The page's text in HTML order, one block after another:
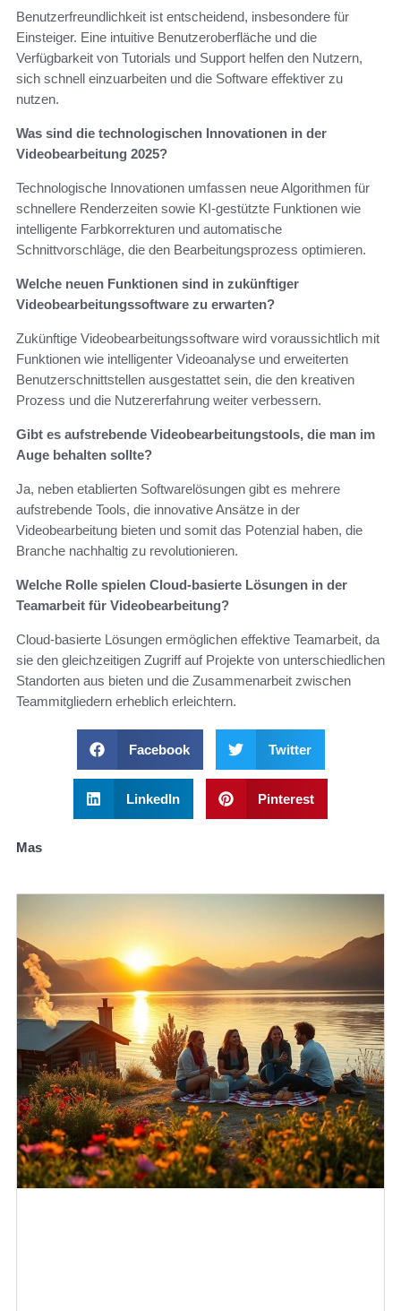
Benutzerfreundlichkeit ist entscheidend, insbesondere für
Einsteiger. Eine intuitive Benutzeroberfläche und die
Verfügbarkeit von Tutorials und Support helfen den Nutzern,
sich schnell einzuarbeiten und die Software effektiver zu
nutzen.
Was sind die technologischen Innovationen in der
Videobearbeitung 2025?
Technologische Innovationen umfassen neue Algorithmen für
schnellere Renderzeiten sowie KI-gestützte Funktionen wie
intelligente Farbkorrekturen und automatische
Schnittvorschläge, die den Bearbeitungsprozess optimieren.
Welche neuen Funktionen sind in zukünftiger
Videobearbeitungssoftware zu erwarten?
Zukünftige Videobearbeitungssoftware wird voraussichtlich mit
Funktionen wie intelligenter Videoanalyse und erweiterten
Benutzerschnittstellen ausgestattet sein, die den kreativen
Prozess und die Nutzererfahrung weiter verbessern.
Gibt es aufstrebende Videobearbeitungstools, die man im
Auge behalten sollte?
Ja, neben etablierten Softwarelösungen gibt es mehrere
aufstrebende Tools, die innovative Ansätze in der
Videobearbeitung bieten und somit das Potenzial haben, die
Branche nachhaltig zu revolutionieren.
Welche Rolle spielen Cloud-basierte Lösungen in der
Teamarbeit für Videobearbeitung?
Cloud-basierte Lösungen ermöglichen effektive Teamarbeit, da
sie den gleichzeitigen Zugriff auf Projekte von unterschiedlichen
Standorten aus bieten und die Zusammenarbeit zwischen
Teammitgliedern erheblich erleichtern.
Facebook Twitter
LinkedIn Pinterest
Mas